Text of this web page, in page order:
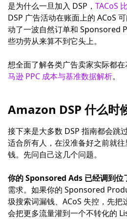
是为什么一旦加入 DSP， TACoS
DSP 广告活动在账面上的 ACoS
动了一波自然订单和 Sponsored
些功劳从来算不到它头上。
想全面了解各类广告卖家实际都
马逊 PPC 成本与基准数据解析。
Amazon DSP 什么时
接下来是大多数 DSP 指南都会跳
适合所有人，在没准备好之前就
钱。先问自己这几个问题。
你的 Sponsored Ads 已经调到位
需求。如果你的 Sponsored
圾搜索词漏钱、ACoS 失控，先把
会把更多流量灌到一个不转化的